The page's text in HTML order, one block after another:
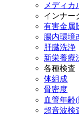
メディカ
インナー
有害金属
腸内環境
肝臓洗浄
新栄養療
各種検査
体組成
骨密度
血管年齢
超音波検